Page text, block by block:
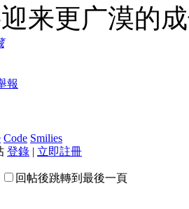
来更广漠的
報
Code Smilies
登錄 | 立即註冊
回帖後跳轉到最後一頁